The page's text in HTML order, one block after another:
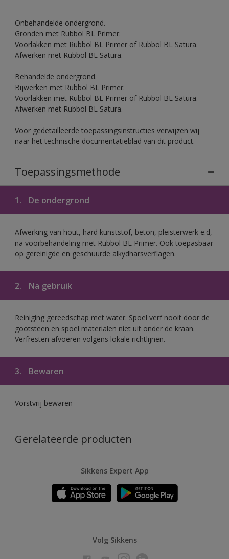
Onbehandelde ondergrond.
Gronden met Rubbol BL Primer.
Voorlakken met Rubbol BL Primer of Rubbol BL Satura.
Afwerken met Rubbol BL Satura.
Behandelde ondergrond.
Bijwerken met Rubbol BL Primer.
Voorlakken met Rubbol BL Primer of Rubbol BL Satura.
Afwerken met Rubbol BL Satura.
Voor gedetailleerde toepassingsinstructies verwijzen wij
naar het technische documentatieblad van dit product.
Toepassingsmethode
1. De ondergrond
Afwerking van hout, hard kunststof, beton, pleisterwerk e.d,
na voorbehandeling met Rubbol BL Primer. Ook toepasbaar
op gereinigde en geschuurde alkydharsverflagen.
2. Na gebruik
Reiniging gereedschap met water. Spoel verf nooit door de
gootsteen en spoel materialen niet uit onder de kraan.
Verfresten afvoeren volgens lokale richtlijnen.
3. Bewaren
Vorstvrij bewaren
Gerelateerde producten
Sikkens Expert App
Volg Sikkens